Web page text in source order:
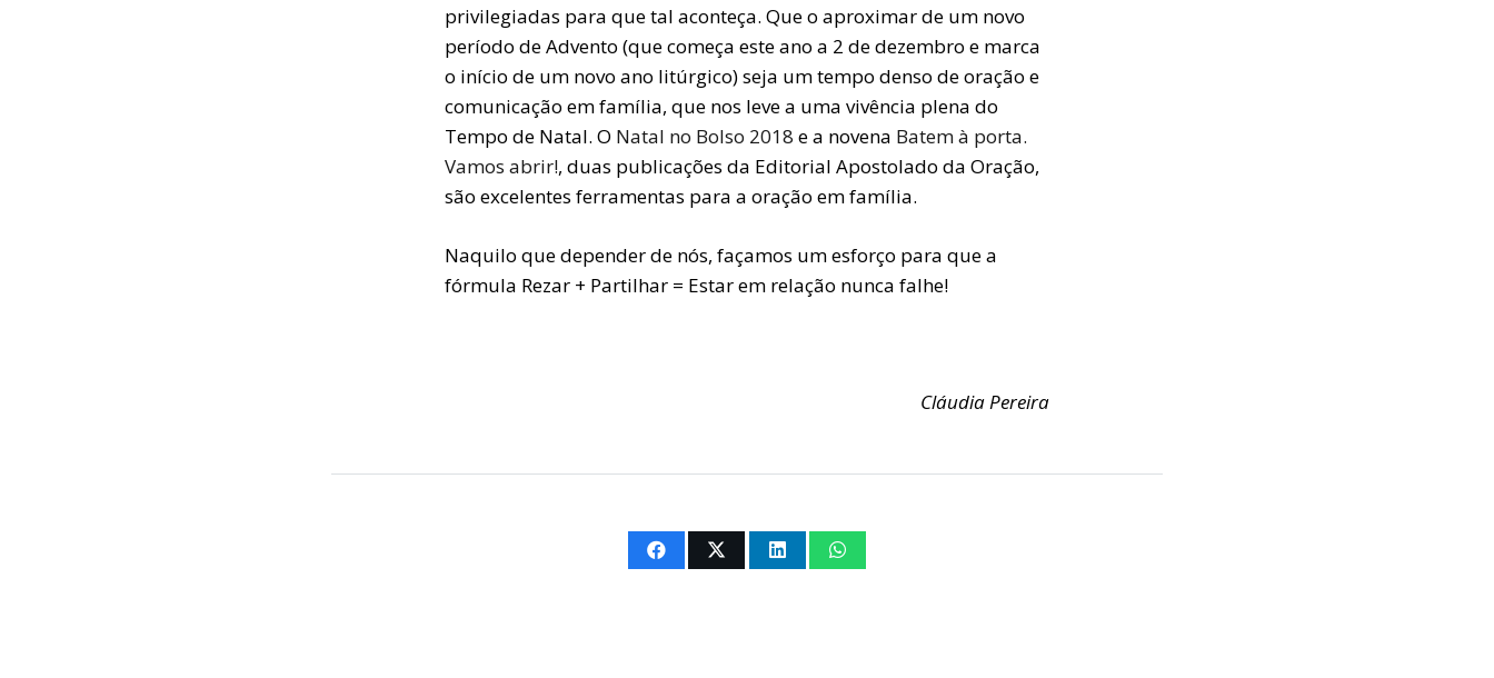
privilegiadas para que tal aconteça. Que o aproximar de um novo
período de Advento (que começa este ano a 2 de dezembro e marca
o início de um novo ano litúrgico) seja um tempo denso de oração e
comunicação em família, que nos leve a uma vivência plena do
Tempo de Natal. O Natal no Bolso 2018 e a novena Batem à porta.
Vamos abrir!, duas publicações da Editorial Apostolado da Oração,
são excelentes ferramentas para a oração em família.
Naquilo que depender de nós, façamos um esforço para que a
fórmula Rezar + Partilhar = Estar em relação nunca falhe!
Cláudia Pereira